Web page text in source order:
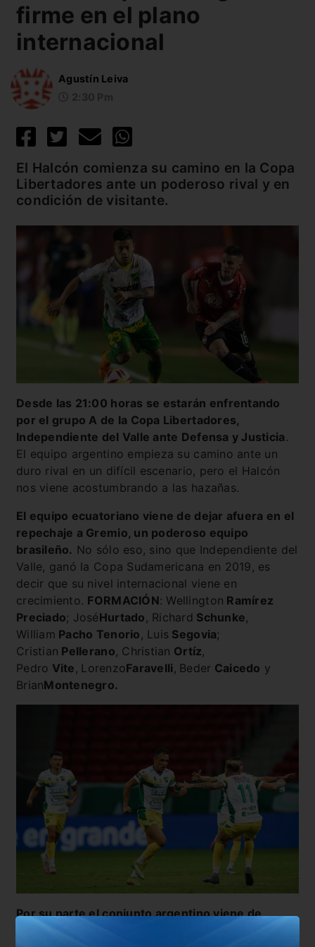
firme en el plano
internacional
Agustín Leiva
El Halcón comienza su camino en la Copa
Libertadores ante un poderoso rival y en
condición de visitante.
Desde las 21:00 horas se estarán enfrentando
por el grupo A de la Copa Libertadores,
Independiente del Valle ante Defensa y Justicia.
El equipo argentino empieza su camino ante un
duro rival en un difícil escenario, pero el Halcón
nos viene acostumbrando a las hazañas.
El equipo ecuatoriano viene de dejar afuera en el
repechaje a Gremio, un poderoso equipo
brasileño. No sólo eso, sino que Independiente del
Valle, ganó la Copa Sudamericana en 2019, es
decir que su nivel internacional viene en
crecimiento. FORMACIÓN: Wellington Ramírez
Preciado; JoséHurtado , Richard Schunke,
William Pacho Tenorio , Luis Segovia;
Cristian Pellerano, Christian Ortíz,
Pedro Vite , LorenzoFaravelli , Beder Caicedo y
BrianMontenegro.
Por su parte el conjunto argentino viene de
consagrarse campeón de la Recopa